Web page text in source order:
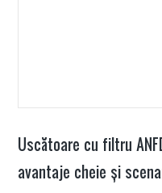
Uscătoare cu filtru
avantaje cheie și